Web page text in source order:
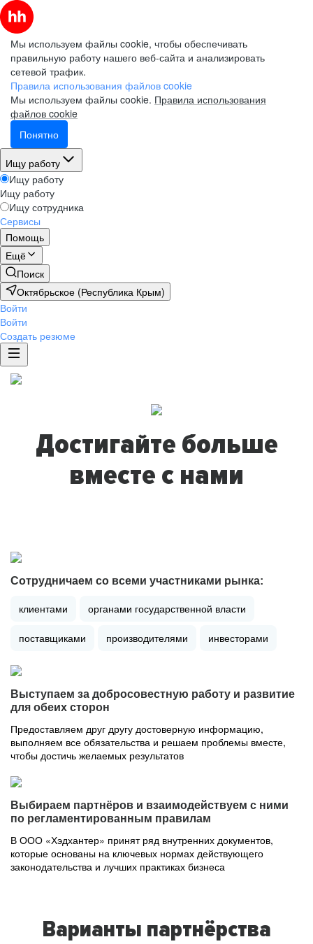
Мы используем файлы cookie, чтобы обеспечивать
правильную работу нашего веб-сайта и анализировать
сетевой трафик.
Правила использования файлов cookie
Мы используем файлы cookie. Правила использования
файлов cookie
Понятно
Ищу работу
Ищу работу
Ищу работу
Ищу сотрудника
Сервисы
Помощь
Ещё
Поиск
Октябрьское (Республика Крым)
Войти
Войти
Создать резюме
Достигайте больше
вместе с нами
Сотрудничаем со всеми участниками рынка:
клиентами органами государственной власти
поставщиками производителями инвесторами
Выступаем за добросовестную работу и развитие
для обеих сторон
Предоставляем друг другу достоверную информацию,
выполняем все обязательства и решаем проблемы вместе,
чтобы достичь желаемых результатов
Выбираем партнёров и взаимодействуем с ними
по регламентированным правилам
В ООО «Хэдхантер» принят ряд внутренних документов,
которые основаны на ключевых нормах действующего
законодательства и лучших практиках бизнеса
Варианты партнёрства